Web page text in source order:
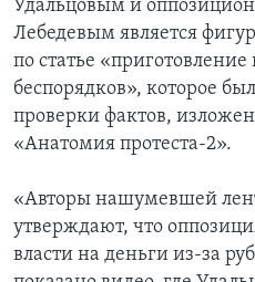
Удальцовым и
Лебедевым является
по статье
беспорядков», которое
проверки фактов,
«Анатомия протеста-2».
«Авторы нашумевшей
утверждают, что
власти на деньги из-за